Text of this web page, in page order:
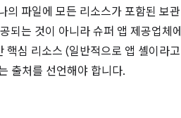
의 파일에 모든 리소스가 포함된 보관
되는 것이 아니라 슈퍼 앱 제공업체에
핵심 리소스 (일반적으로 앱 셸이라고
출처를 선언해야 합니다.